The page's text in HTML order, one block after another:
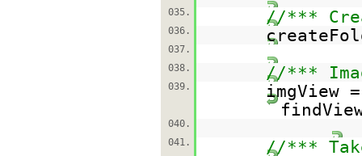
035.
//***
036.
037.
038.
//***
039.
imgView
040.
041.
//***